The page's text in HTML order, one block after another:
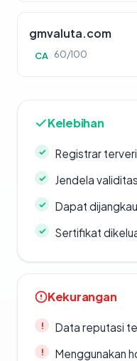
gmvaluta.com
CA 60/100
Kelebihan
Registrar
Jendela
Dapat
Sertifikat
Kekurangan
Data reputasi
Menggunakan